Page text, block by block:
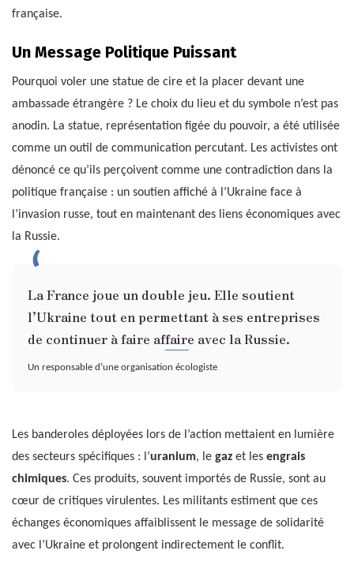
française.
Un Message Politique Puissant
Pourquoi voler une statue de cire et la placer devant une
ambassade étrangère ? Le choix du lieu et du symbole n’est pas
anodin. La statue, représentation figée du pouvoir, a été utilisée
comme un outil de communication percutant. Les activistes ont
dénoncé ce qu’ils perçoivent comme une contradiction dans la
politique française : un soutien affiché à l’Ukraine face à
l’invasion russe, tout en maintenant des liens économiques avec
la Russie.
La France joue un double jeu. Elle soutient
l’Ukraine tout en permettant à ses entreprises
de continuer à faire affaire avec la Russie.
Un responsable d’une organisation écologiste
Les banderoles déployées lors de l’action mettaient en lumière
des secteurs spécifiques : l’uranium, le gaz et les engrais
chimiques. Ces produits, souvent importés de Russie, sont au
cœur de critiques virulentes. Les militants estiment que ces
échanges économiques affaiblissent le message de solidarité
avec l’Ukraine et prolongent indirectement le conflit.